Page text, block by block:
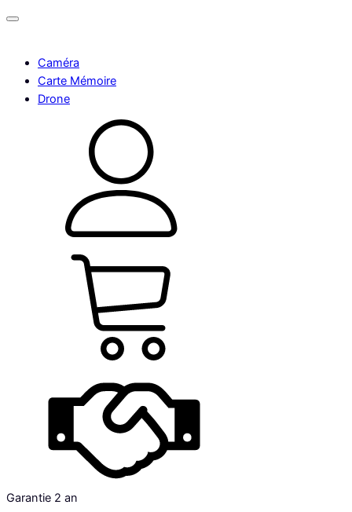
Caméra
Carte Mémoire
Drone
Garantie 2 an